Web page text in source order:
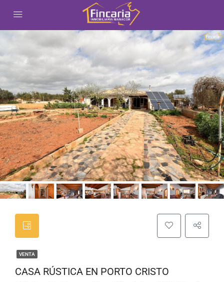
VENTA
CASA RÚSTICA EN PORTO CRISTO